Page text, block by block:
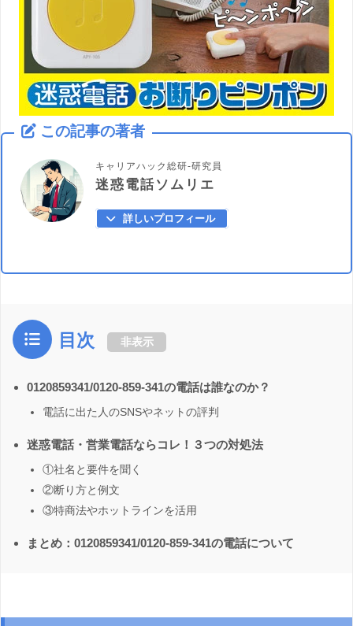
この記事の著者
キャリアハック総研-研究員
迷惑電話ソムリエ
詳しいプロフィール
目次 非表示
0120859341/0120-859-341の電話は誰なのか？
電話に出た人のSNSやネットの評判
迷惑電話・営業電話ならコレ！３つの対処法
①社名と要件を聞く
②断り方と例文
③特商法やホットラインを活用
まとめ：0120859341/0120-859-341の電話について